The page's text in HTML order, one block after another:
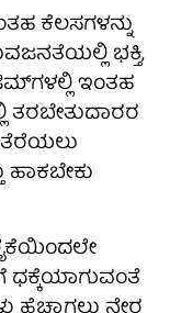
ಕೆಲಸಗಳನ್ನು
ಭಕ್ತಿ,
ಇಂತಹ
ತರಬೇತುದಾರರ
ಧಕ್ಕೆಯಾಗುವಂತೆ